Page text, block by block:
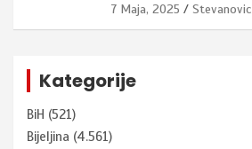
7 Maja, 2025 Stevanovic
Kategorije
BiH (521)
Bijeljina (4.561)